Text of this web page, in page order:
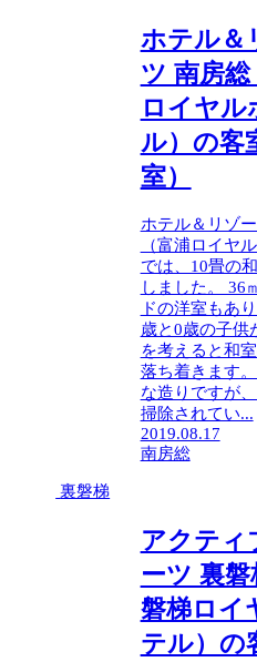
ホテル＆
ツ 南房総
ロイヤル
ル）の客
室）
ホテル＆リゾ
（富浦ロイヤ
では、10畳の
しました。 36
ドの洋室もあ
歳と0歳の子供
を考えると和
落ち着きます
な造りですが
掃除されてい...
2019.08.17
南房総
裏磐梯
アクティ
ーツ 裏
磐梯ロイ
テル）の